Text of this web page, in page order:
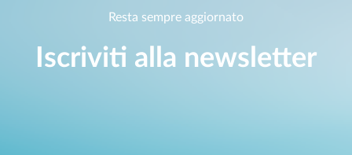
Resta sempre aggiornato
Iscriviti alla newsletter